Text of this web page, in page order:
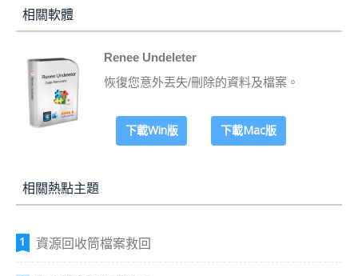
相關軟體
Renee Undeleter
恢復您意外丟失/刪除的資料及檔案。
下載Win版 下載Mac版
相關熱點主題
資源回收筒檔案救回